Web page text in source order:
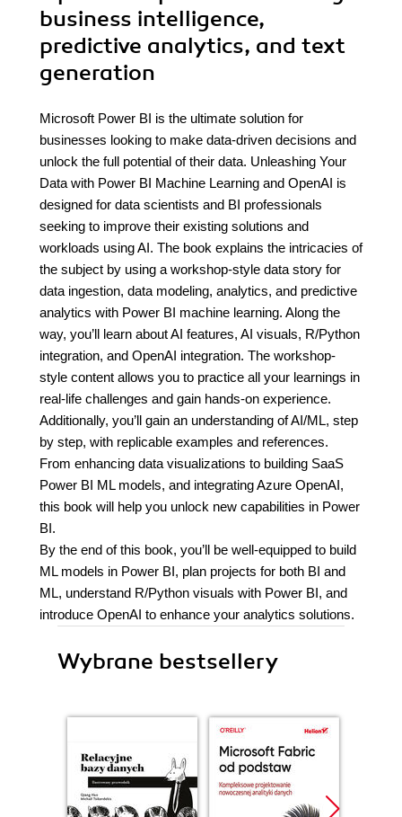
business intelligence,
predictive analytics, and text
generation
Microsoft Power BI is the ultimate solution for
businesses looking to make data-driven decisions and
unlock the full potential of their data. Unleashing Your
Data with Power BI Machine Learning and OpenAI is
designed for data scientists and BI professionals
seeking to improve their existing solutions and
workloads using AI. The book explains the intricacies of
the subject by using a workshop-style data story for
data ingestion, data modeling, analytics, and predictive
analytics with Power BI machine learning. Along the
way, you’ll learn about AI features, AI visuals, R/Python
integration, and OpenAI integration. The workshop-
style content allows you to practice all your learnings in
real-life challenges and gain hands-on experience.
Additionally, you’ll gain an understanding of AI/ML, step
by step, with replicable examples and references.
From enhancing data visualizations to building SaaS
Power BI ML models, and integrating Azure OpenAI,
this book will help you unlock new capabilities in Power
BI.
By the end of this book, you’ll be well-equipped to build
ML models in Power BI, plan projects for both BI and
ML, understand R/Python visuals with Power BI, and
introduce OpenAI to enhance your analytics solutions.
Wybrane bestsellery